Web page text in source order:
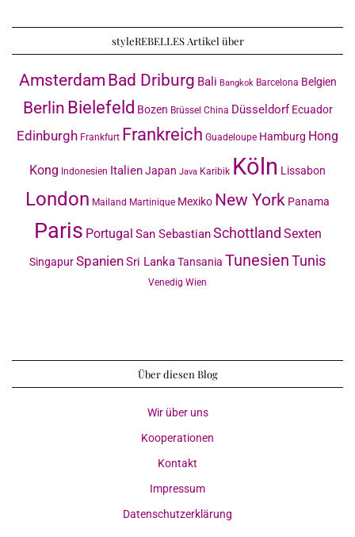
styleREBELLES Artikel über
Amsterdam Bad Driburg Bali Bangkok Barcelona Belgien
Berlin Bielefeld Bozen Brüssel China Düsseldorf Ecuador
Edinburgh Frankfurt Frankreich Guadeloupe Hamburg Hong
Kong Indonesien ItalienJapan Java Karibik Köln Lissabon
London Mailand Martinique Mexiko New York Panama
Paris Portugal San SebastianSchottland Sexten
SingapurSpanienSri LankaTansania TunesienTunis
Venedig Wien
Über diesen Blog
Wir über uns
Kooperationen
Kontakt
Impressum
Datenschutzerklärung